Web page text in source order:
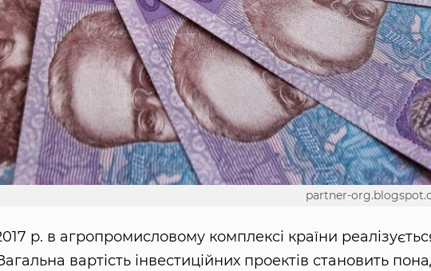
partner-
р. в агропромисловому комплексі країни
вартість інвестиційних проектів становить